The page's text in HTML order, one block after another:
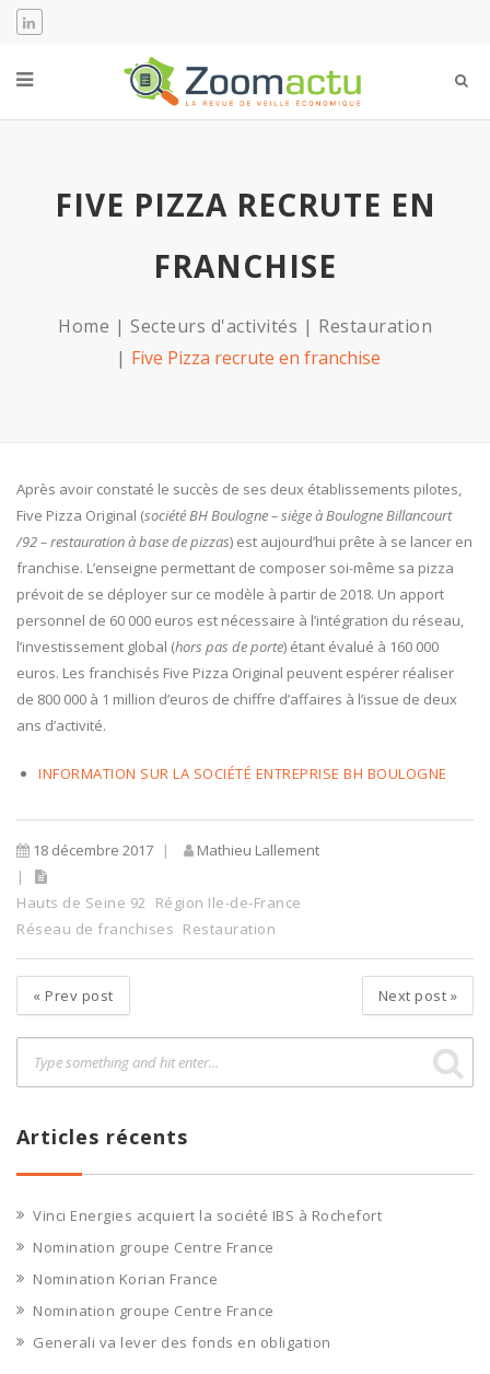
FIVE PIZZA RECRUTE EN
FRANCHISE
Home Secteurs d'activités
Restauration
Five Pizza recrute en franchise
Après avoir constaté le succès de ses deux établissements pilotes,
Five Pizza Original (société BH Boulogne –siège à Boulogne Billancourt
/92 – restauration à base de pizzas) est aujourd’hui prête à se lancer en
franchise. L’enseigne permettant de composer soi-même sa pizza
prévoit de se déployer sur ce modèle à partir de 2018. Un apport
personnel de 60 000 euros est nécessaire à l’intégration du réseau,
l’investissement global (hors pas de porte) étant évalué à 160 000
euros. Les franchisés Five Pizza Original peuvent espérer réaliser
de 800 000 à 1 million d’euros de chiffre d’affaires à l’issue de deux
ans d’activité.
INFORMATION SUR LA SOCIÉTÉ ENTREPRISE BH BOULOGNE
18 décembre 2017 Mathieu Lallement
Hauts de Seine 92
Région Ile-de-France
Réseau de franchises Restauration
« Prev post Next post »
Articles récents
Vinci Energies acquiert la société IBS à Rochefort
Nomination groupe Centre France
Nomination Korian France
Nomination groupe Centre France
Generali va lever des fonds en obligation